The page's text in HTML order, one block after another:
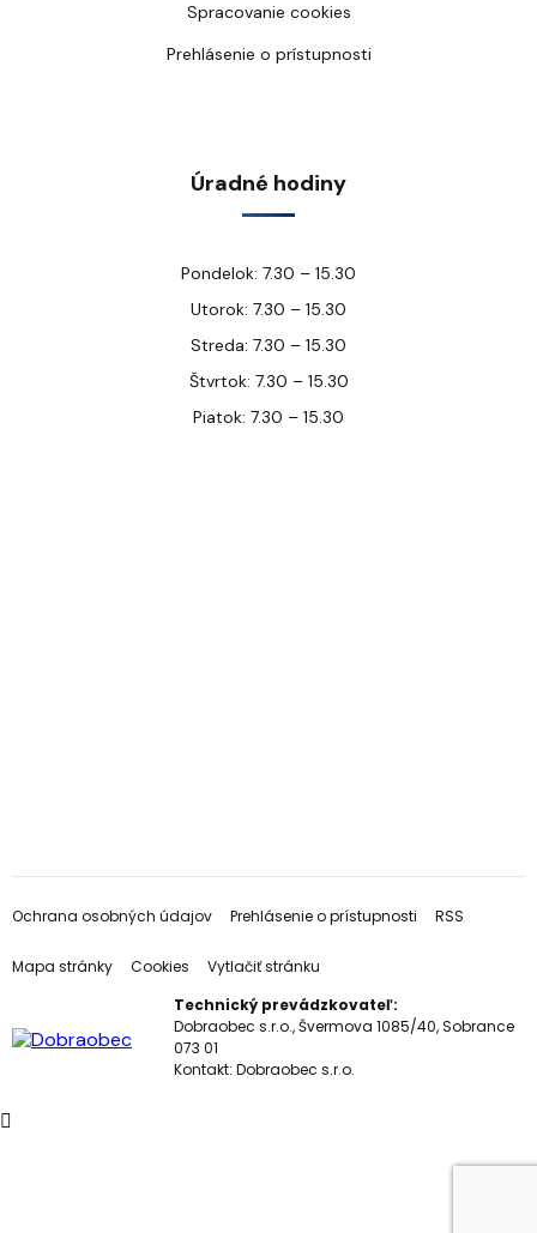
Spracovanie cookies
Prehlásenie o prístupnosti
Úradné hodiny
Pondelok: 7.30 – 15.30
Utorok: 7.30 – 15.30
Streda: 7.30 – 15.30
Štvrtok: 7.30 – 15.30
Piatok: 7.30 – 15.30
Ochrana osobných údajov Prehlásenie o prístupnosti RSS
Mapa stránky Cookies
Vytlačiť stránku
Technický prevádzkovateľ:
Dobraobec s.r.o., Švermova 1085/40, Sobrance
073 01
Kontakt: Dobraobec s.r.o.